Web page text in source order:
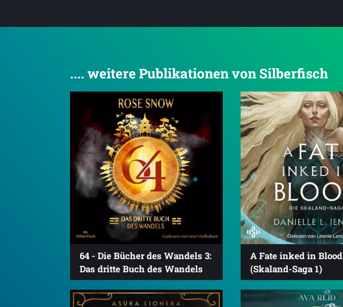
.... weitere Publikationen von Silberfisch
64 - Die Bücher des Wandels 3:
Das dritte Buch des Wandels
A Fate inked in Blood
(Skaland-Saga 1)